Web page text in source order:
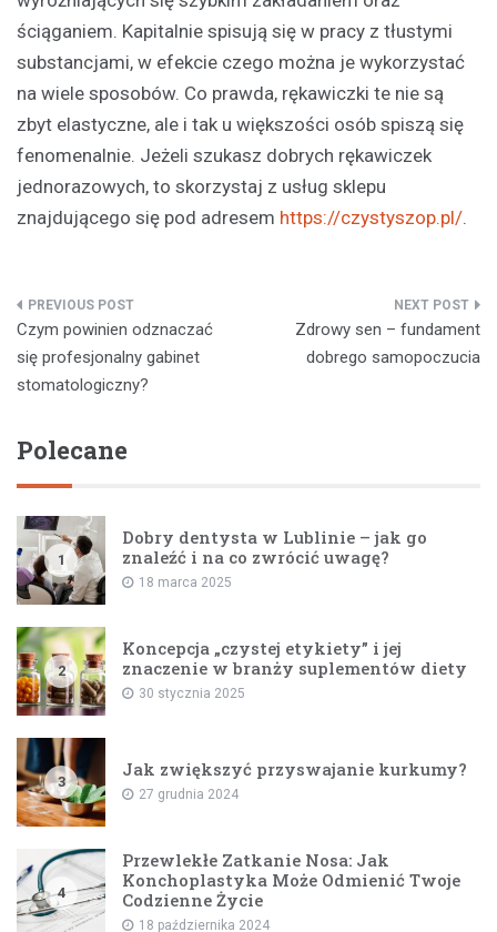
ściąganiem. Kapitalnie spisują się w pracy z tłustymi
substancjami, w efekcie czego można je wykorzystać
na wiele sposobów. Co prawda, rękawiczki te nie są
zbyt elastyczne, ale i tak u większości osób spiszą się
fenomenalnie. Jeżeli szukasz dobrych rękawiczek
jednorazowych, to skorzystaj z usług sklepu
znajdującego się pod adresem https://czystyszop.pl/.
Nawigacja
wpisu
Czym powinien odznaczać
się profesjonalny gabinet
stomatologiczny?
Zdrowy sen – fundament
dobrego samopoczucia
Polecane
1
Dobry dentysta w Lublinie – jak go
znaleźć i na co zwrócić uwagę?
18 marca 2025
2
Koncepcja „czystej etykiety” i jej
znaczenie w branży suplementów diety
30 stycznia 2025
3
Jak zwiększyć przyswajanie kurkumy?
27 grudnia 2024
4
Przewlekłe Zatkanie Nosa: Jak
Konchoplastyka Może Odmienić Twoje
Codzienne Życie
18 października 2024